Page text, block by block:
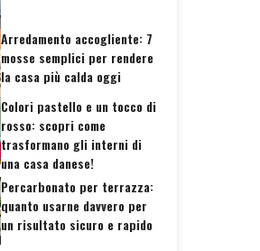
Arredamento accogliente: 7
mosse semplici per rendere
la casa più calda oggi
Colori pastello e un tocco di
rosso: scopri come
trasformano gli interni di
una casa danese!
Percarbonato per terrazza:
quanto usarne davvero per
un risultato sicuro e rapido